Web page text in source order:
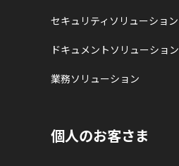
セキュリティソリューション
ドキュメントソリューション
業務ソリューション
個人のお客さま